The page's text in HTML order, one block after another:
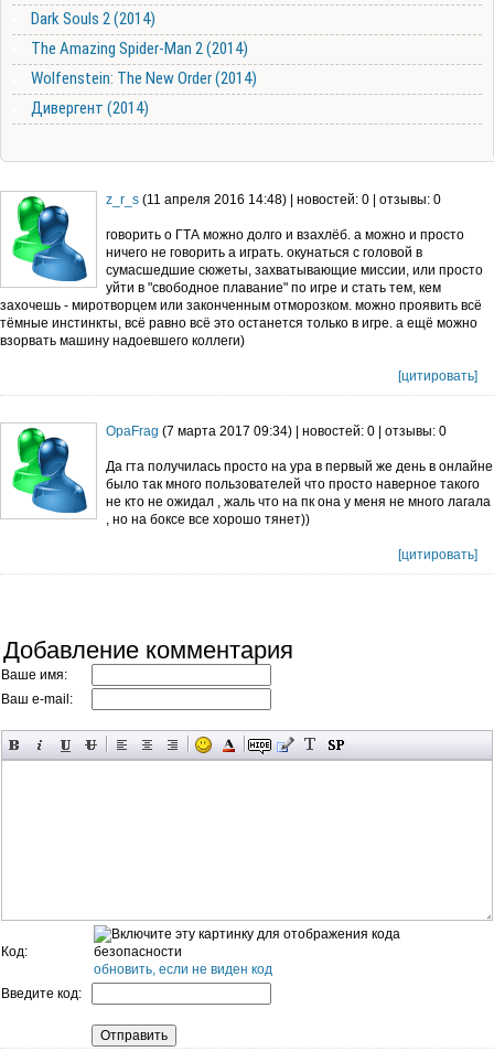
Dark Souls 2 (2014)
The Amazing Spider-Man 2 (2014)
Wolfenstein: The New Order (2014)
Дивергент (2014)
z_r_s (11 апреля 2016 14:48) | новостей: 0 | отзывы: 0
говорить о ГТА можно долго и взахлёб. а можно и просто
ничего не говорить а играть. окунаться с головой в
сумасшедшие сюжеты, захватывающие миссии, или просто
уйти в "свободное плавание" по игре и стать тем, кем
захочешь - миротворцем или законченным отморозком. можно проявить всё
тёмные инстинкты, всё равно всё это останется только в игре. а ещё можно
взорвать машину надоевшего коллеги)
[цитировать]
OpaFrag (7 марта 2017 09:34) | новостей: 0 | отзывы: 0
Да гта получилась просто на ура в первый же день в онлайне
было так много пользователей что просто наверное такого
не кто не ожидал , жаль что на пк она у меня не много лагала
, но на боксе все хорошо тянет))
[цитировать]
Добавление комментария
Ваше имя:
Ваш e-mail:
Код:
обновить, если не виден код
Введите код: